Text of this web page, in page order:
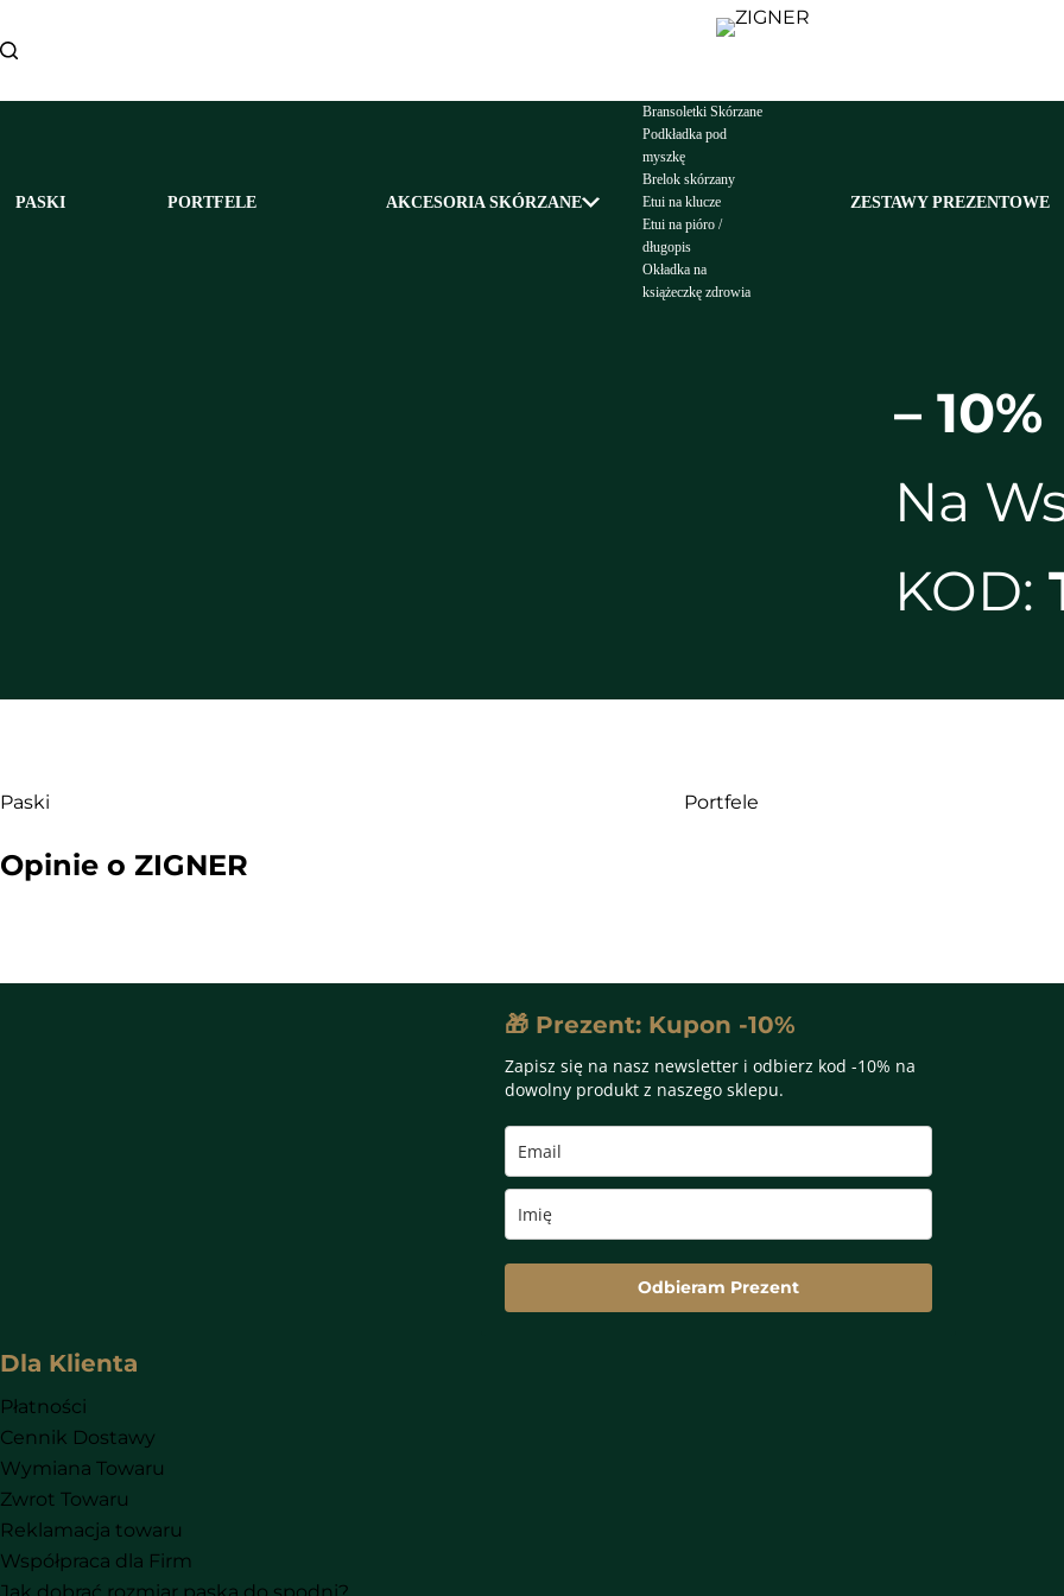
do
PASKI PORTFELE AKCESORIA SKÓRZANE
Bransoletki Skórzane
Podkładka pod
myszkę
Brelok skórzany
Etui na klucze
Etui na pióro /
długopis
Okładka na
książeczkę zdrowia
ZESTAWY PREZENTOWE
– 10%
Na
KOD:
Paski Portfele
Opinie o ZIGNER
🎁 Prezent: Kupon -10%
Zapisz się na nasz newsletter i odbierz kod -10% na
dowolny produkt z naszego sklepu.
Odbieram Prezent
Dla Klienta
Płatności
Cennik Dostawy
Wymiana Towaru
Zwrot Towaru
Reklamacja towaru
Współpraca dla Firm